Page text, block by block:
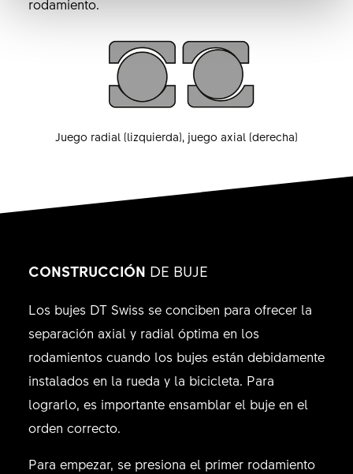
rodamiento.
Juego radial (lizquierda), juego axial (derecha)
CONSTRUCCIÓN DE BUJE
Los bujes DT Swiss se conciben para ofrecer la
separación axial y radial óptima en los
rodamientos cuando los bujes están debidamente
instalados en la rueda y la bicicleta. Para
lograrlo, es importante ensamblar el buje en el
orden correcto.
Para empezar, se presiona el primer rodamiento